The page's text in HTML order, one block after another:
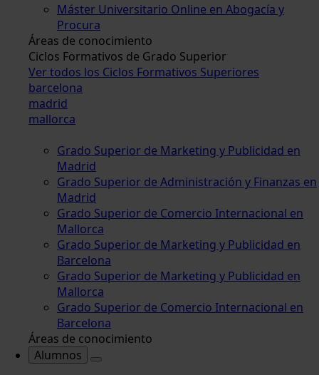
Máster Universitario Online en Abogacía y
Procura
Áreas de conocimiento
Ciclos Formativos de Grado Superior
Ver todos los Ciclos Formativos Superiores
barcelona
madrid
mallorca
Grado Superior de Marketing y Publicidad en
Madrid
Grado Superior de Administración y Finanzas en
Madrid
Grado Superior de Comercio Internacional en
Mallorca
Grado Superior de Marketing y Publicidad en
Barcelona
Grado Superior de Marketing y Publicidad en
Mallorca
Grado Superior de Comercio Internacional en
Barcelona
Áreas de conocimiento
Alumnos